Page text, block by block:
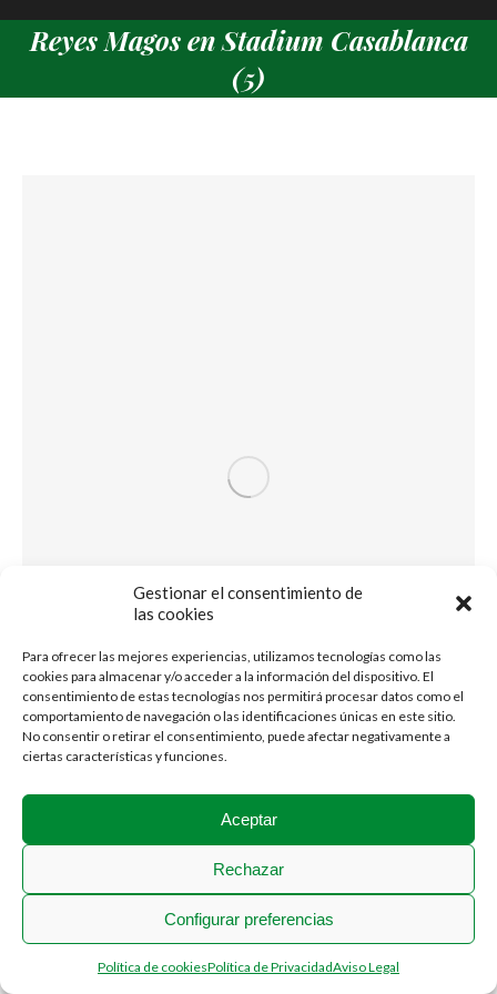
Gestionar el consentimiento de
las cookies
Para ofrecer las mejores experiencias, utilizamos tecnologías como las
cookies para almacenar y/o acceder a la información del dispositivo. El
consentimiento de estas tecnologías nos permitirá procesar datos como el
comportamiento de navegación o las identificaciones únicas en este sitio.
No consentir o retirar el consentimiento, puede afectar negativamente a
ciertas características y funciones.
Aceptar
Rechazar
Configurar preferencias
Política de cookiesPolítica de PrivacidadAviso Legal
Reyes Magos en Stadium Casablanca
(5)
2018 © Stadium Casablanca
Menú Legal